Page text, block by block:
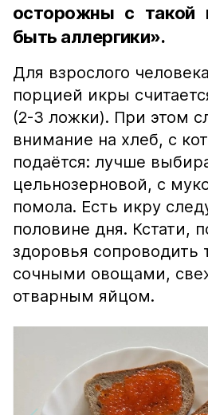
осторожны с
быть аллергики».
Для взрослого
порцией икры
(2-3 ложки). При этом
внимание на хлеб, с
подаётся: лучше
цельнозерновой, с
помола. Есть икру
половине дня. Кстати,
здоровья сопроводить
сочными овощами,
отварным яйцом.